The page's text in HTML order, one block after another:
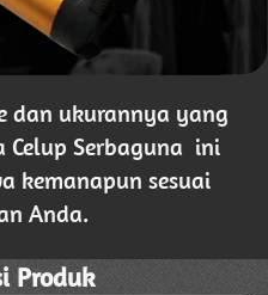
dan ukurannya yang
Celup Serbaguna
ini
kemanapun sesuai
Anda.
Produk